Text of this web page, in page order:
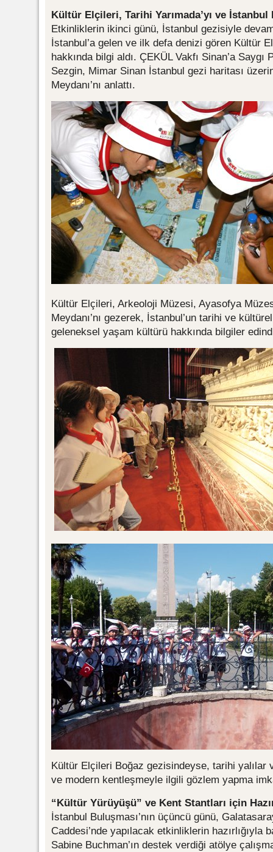
Kültür Elçileri, Tarihi Yarımada’yı ve İstanbul
Etkinliklerin ikinci günü, İstanbul gezisiyle
İstanbul’a gelen ve ilk defa denizi gören Kültür
hakkında bilgi aldı. ÇEKÜL Vakfı Sinan’a
Sezgin, Mimar Sinan İstanbul gezi haritası
Meydanı’nı anlattı.
Kültür Elçileri, Arkeoloji Müzesi, Ayasofya
Meydanı’nı gezerek, İstanbul’un tarihi ve
geleneksel yaşam kültürü hakkında bilgiler
Kültür Elçileri Boğaz gezisindeyse, tarihi yalılar
ve modern kentleşmeyle ilgili gözlem yapma
“Kültür Yürüyüşü” ve Kent Stantları için
İstanbul Buluşması’nın üçüncü günü,
Caddesi’nde yapılacak etkinliklerin hazırlığıyla
Sabine Buchman’ın destek verdiği atölye